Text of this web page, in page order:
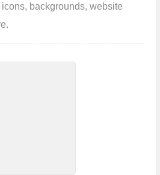
backgrounds, website